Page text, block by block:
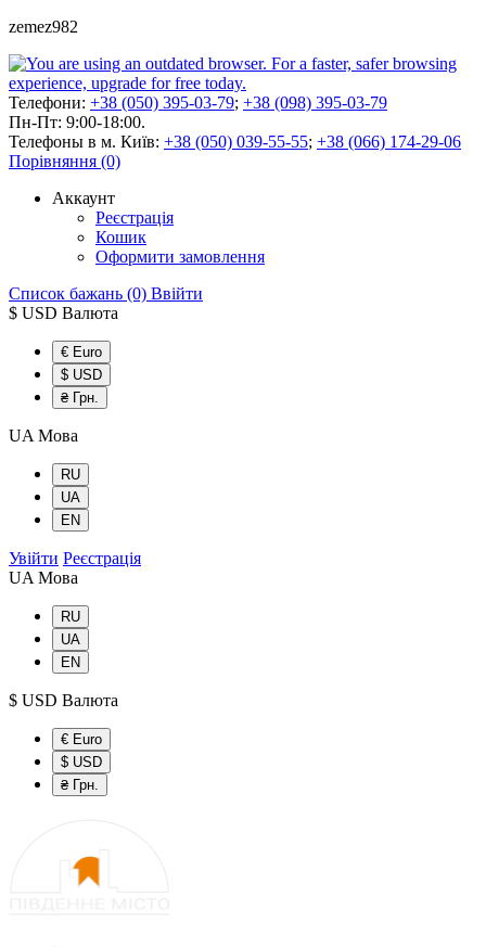
zemez982
Телефони: +38 (050) 395-03-79; +38 (098) 395-03-79
Пн-Пт: 9:00-18:00.
Телефоны в м. Київ: +38 (050) 039-55-55; +38 (066) 174-29-06
Порівняння (0)
Аккаунт
Реєстрація
Кошик
Оформити замовлення
Список бажань (0) Ввійти
$ USD Валюта
€ Euro
$ USD
₴ Грн.
UA Мова
RU
UA
EN
Увійти Реєстрація
UA Мова
RU
UA
EN
$ USD Валюта
€ Euro
$ USD
₴ Грн.